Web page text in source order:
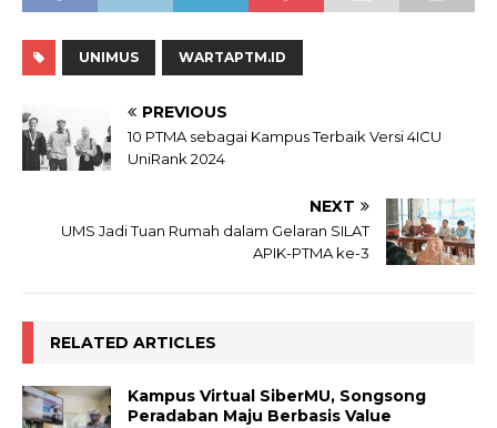
UNIMUS WARTAPTM.ID
PREVIOUS
10 PTMA sebagai Kampus Terbaik Versi 4ICU
UniRank 2024
NEXT
UMS Jadi Tuan Rumah dalam Gelaran SILAT
APIK-PTMA ke-3
RELATED ARTICLES
Kampus Virtual SiberMU, Songsong
Peradaban Maju Berbasis Value